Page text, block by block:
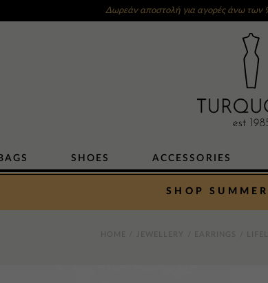
Δωρεάν αποστολή για αγορές άνω των
BAGS SHOES ACCESSORIES
SHOP